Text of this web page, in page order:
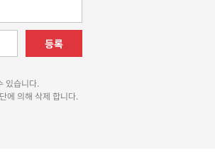
등록
있습니다.
에 의해 삭제 합니다.